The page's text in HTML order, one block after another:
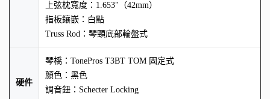
上弦枕寬度：1.653"（42mm）
指板鑲嵌：白點
Truss Rod：琴頸底部輪盤式
硬件
琴橋：TonePros T3BT TOM 固定式
顏色：黑色
調音鈕：Schecter Locking